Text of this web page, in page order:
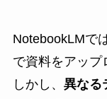
NotebookLMで
で資料をアップ
しかし、 異なる